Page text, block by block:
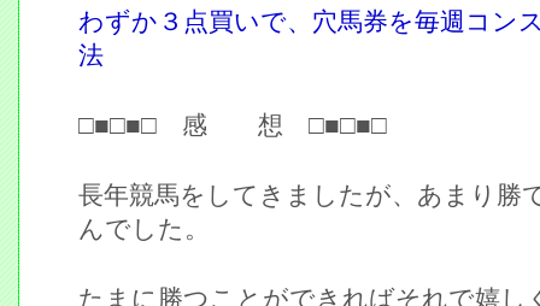
わずか３点買いで、穴馬券を毎週コン
法
□■□■□ 感 想 □■□■□
長年競馬をしてきましたが、あまり勝
んでした。
たまに勝つことができればそれで嬉し